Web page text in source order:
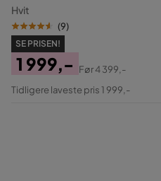
Hvit
(9)
SE PRISEN!
Pris
1 999,-
Original
Før4 399,-
Tidligere laveste pris 1 999,-